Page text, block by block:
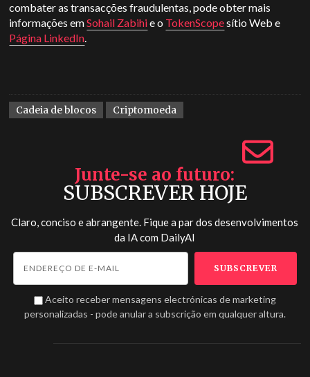
combater as transacções fraudulentas, pode obter mais
informações emSohail Zabihie o TokenScopesítio Web e
Página LinkedIn.
Cadeia de blocos Criptomoeda
Junte-se ao futuro
SUBSCREVER HOJE
Claro, conciso e abrangente. Fique a par dos desenvolvimentos
da IA com DailyAI
Aceito receber mensagens electrónicas de marketing
personalizadas - pode anular a subscrição em qualquer altura.